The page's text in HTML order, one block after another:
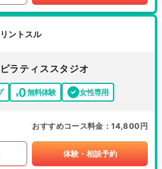
リントスル
ラティススタジオ
無料体験 女性専用
おすすめコース料金 14,800円
体験・相談予約